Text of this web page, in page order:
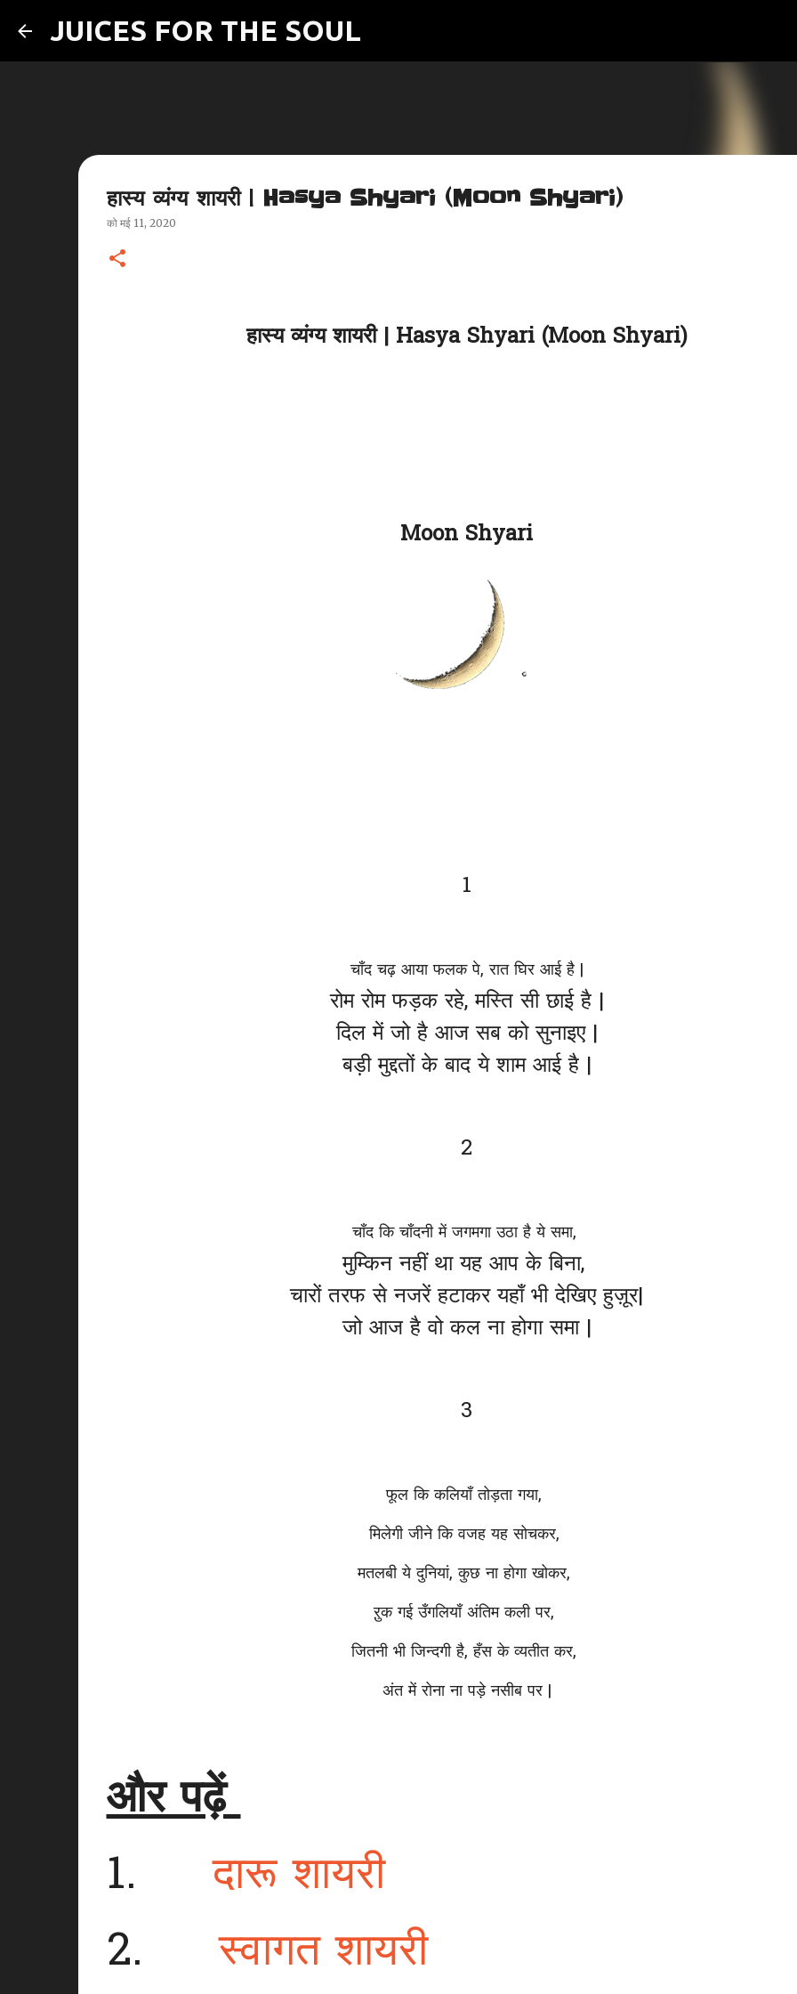
JUICES FOR THE SOUL
हास्य व्यंग्य शायरी | Hasya Shyari (Moon Shyari)
को मई 11, 2020
हास्य व्यंग्य शायरी | Hasya Shyari (Moon Shyari)
Moon Shyari
1
चाँद चढ़ आया फलक पे, रात घिर आई है |
रोम रोम फड़क रहे, मस्ति सी छाई है |
दिल में जो है आज सब को सुनाइए |
बड़ी मुद्दतों के बाद ये शाम आई है |
2
चाँद कि चाँदनी में जगमगा उठा है ये समा,
मुम्किन नहीं था यह आप के बिना,
चारों तरफ से नजरें हटाकर यहाँ भी देखिए हुज़ूर|
जो आज है वो कल ना होगा समा |
3
फूल कि कलियाँ तोड़ता गया,
मिलेगी जीने कि वजह यह सोचकर,
मतलबी ये दुनियां, कुछ ना होगा खोकर,
ऱुक गई उँगलियाँ अंतिम कली पर,
जितनी भी जिन्दगी है, हँस के व्यतीत कर,
अंत में रोना ना पड़े नसीब पर |
और पढ़ें
1.
दारू शायरी
2.स्वागत शायरी